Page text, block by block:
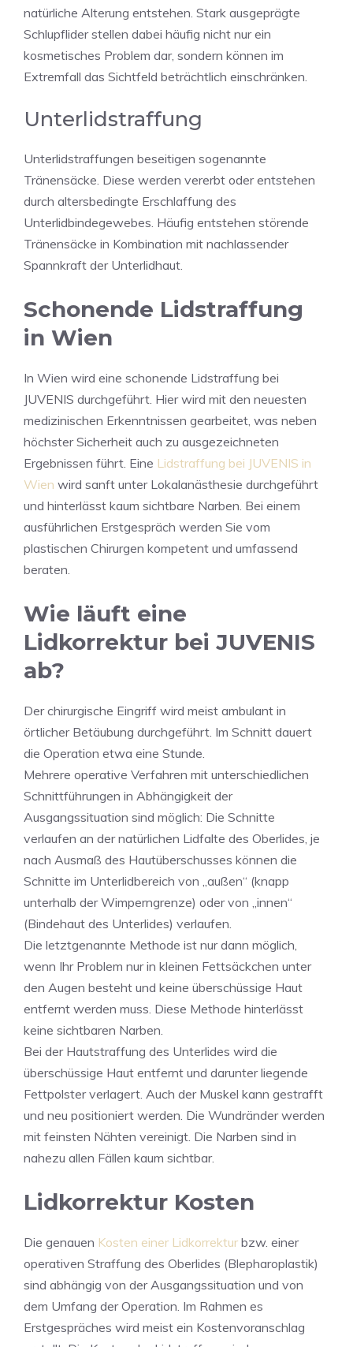
natürliche Alterung entstehen. Stark ausgeprägte
Schlupflider stellen dabei häufig nicht nur ein
kosmetisches Problem dar, sondern können im
Extremfall das Sichtfeld beträchtlich einschränken.
Unterlidstraffung
Unterlidstraffungen beseitigen sogenannte
Tränensäcke. Diese werden vererbt oder entstehen
durch altersbedingte Erschlaffung des
Unterlidbindegewebes. Häufig entstehen störende
Tränensäcke in Kombination mit nachlassender
Spannkraft der Unterlidhaut.
Schonende Lidstraffung
in Wien
In Wien wird eine schonende Lidstraffung bei
JUVENIS durchgeführt. Hier wird mit den neuesten
medizinischen Erkenntnissen gearbeitet, was neben
höchster Sicherheit auch zu ausgezeichneten
Ergebnissen führt. Eine Lidstraffung bei JUVENIS in
Wien wird sanft unter Lokalanästhesie durchgeführt
und hinterlässt kaum sichtbare Narben. Bei einem
ausführlichen Erstgespräch werden Sie vom
plastischen Chirurgen kompetent und umfassend
beraten.
Wie läuft eine
Lidkorrektur bei JUVENIS
ab?
Der chirurgische Eingriff wird meist ambulant in
örtlicher Betäubung durchgeführt. Im Schnitt dauert
die Operation etwa eine Stunde.
Mehrere operative Verfahren mit unterschiedlichen
Schnittführungen in Abhängigkeit der
Ausgangssituation sind möglich: Die Schnitte
verlaufen an der natürlichen Lidfalte des Oberlides, je
nach Ausmaß des Hautüberschusses können die
Schnitte im Unterlidbereich von „außen“ (knapp
unterhalb der Wimperngrenze) oder von „innen“
(Bindehaut des Unterlides) verlaufen.
Die letztgenannte Methode ist nur dann möglich,
wenn Ihr Problem nur in kleinen Fettsäckchen unter
den Augen besteht und keine überschüssige Haut
entfernt werden muss. Diese Methode hinterlässt
keine sichtbaren Narben.
Bei der Hautstraffung des Unterlides wird die
überschüssige Haut entfernt und darunter liegende
Fettpolster verlagert. Auch der Muskel kann gestrafft
und neu positioniert werden. Die Wundränder werden
mit feinsten Nähten vereinigt. Die Narben sind in
nahezu allen Fällen kaum sichtbar.
Lidkorrektur Kosten
Die genauen Kosten einer Lidkorrektur bzw. einer
operativen Straffung des Oberlides (Blepharoplastik)
sind abhängig von der Ausgangssituation und von
dem Umfang der Operation. Im Rahmen es
Erstgespräches wird meist ein Kostenvoranschlag